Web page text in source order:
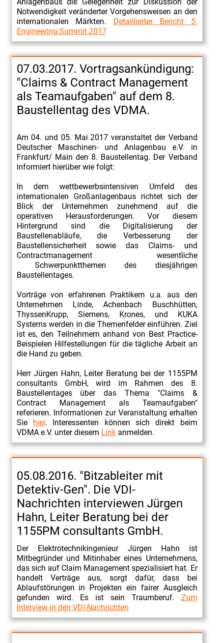
Notwendigkeit veränderter Vorgehensweisen an den
internationalen Märkten. Detaillierter Bericht 5.
Engineering Summit 2017
07.03.2017. Vortragsankündigung:
"Claims & Contract Management
als Teamaufgaben" auf dem 8.
Baustellentag des VDMA.
Am 04. und 05. Mai 2017 veranstaltet der Verband
Deutscher Maschinen- und Anlagenbau e.V. in
Frankfurt/ Main den 8. Baustellentag. Der Verband
informiert hierüber wie folgt:
In dem wettbewerbsintensiven Umfeld des
internationalen Großanlagenbaus richtet sich der
Blick der Unternehmen zunehmend auf die
operativen Herausforderungen. Vor diesem
Hintergrund sind die Digitalisierung der
Baustellenabläufe, die Verbesserung der
Baustellensicherheit sowie das Claims- und
Contractmanagement wesentliche
Schwerpunktthemen des diesjährigen
Baustellentages.
Vorträge von erfahrenen Praktikern u.a. aus den
Unternehmen Linde, Achenbach Buschhütten,
ThyssenKrupp, Siemens, Krones, und KUKA
Systems werden in die Themenfelder einführen. Ziel
ist es, den Teilnehmern anhand von Best Practice-
Beispielen Hilfestellungen für die tägliche Arbeit an
die Hand zu geben.
Herr Jürgen Hahn, Leiter Beratung bei der 1155PM
consultants GmbH, wird im Rahmen des 8.
Baustellentages über das Thema "Claims &
Contract Management als Teamaufgaben"
referieren. Informationen zur Veranstaltung erhalten
Sie hier. Interessenten können sich direkt beim
VDMA e.V. unter diesem Linkanmelden.
05.08.2016. "Bitzableiter mit
Detektiv-Gen". Die VDI-
Nachrichten interviewen Jürgen
Hahn, Leiter Beratung bei der
1155PM consultants GmbH.
Der Elektrotechnikingenieur Jürgen Hahn ist
Mitbegründer und Mitinhaber eines Unternehmens,
das sich auf Claim Management spezialisiert hat. Er
handelt Verträge aus, sorgt dafür, dass bei
Ablaufstörungen in Projekten ein fairer Ausgleich
gefunden wird. Es ist sein Traumberuf. Zum
Interview in den VDI-Nachrichten